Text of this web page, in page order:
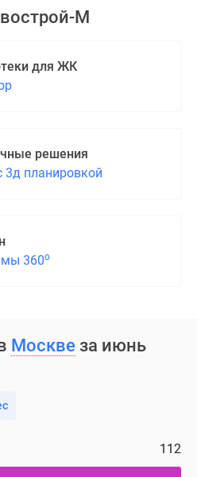
М
для ЖК
решения
3д планировкой
360о
Москве за июнь
112